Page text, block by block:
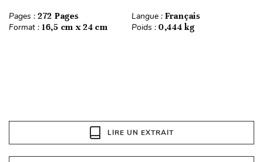
Pages : 272 Pages Langue : Français
Format : 16,5 cm x 24 cm Poids : 0,444 kg
LIRE UN EXTRAIT